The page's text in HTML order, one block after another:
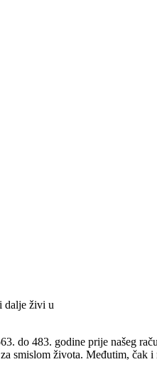
dalje živi u
do 483. godine prije našeg
smislom života. Međutim,